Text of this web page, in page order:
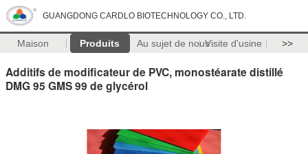
GUANGDONG CARDLO BIOTECHNOLOGY CO., LTD.
Maison Produits Au sujet de nousVisite d'usine >>
Additifs de modificateur de PVC, monostéarate distillé
DMG 95 GMS 99 de glycérol